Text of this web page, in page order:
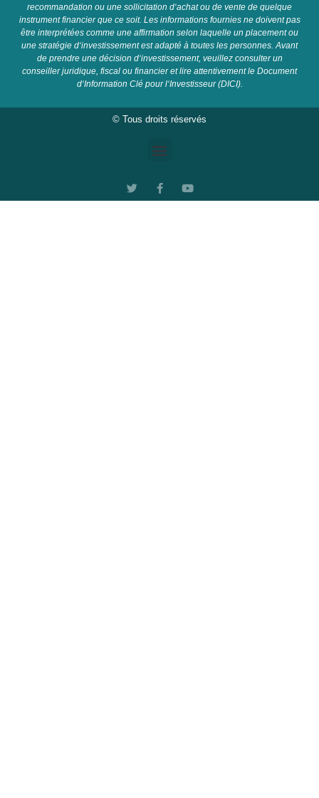
recommandation ou une sollicitation d‘achatou de vente de quelque
instrumentfinancierquecesoit. Lesinformationsfourniesnedoiventpas
être interprétées comme une affirmation selon laquelle un placementou
une stratégie d‘investissementestadapté à toutes les personnes Avant
deprendreunedécision d‘investissement, veuillezconsulterun
conseillerjuridique fiscal ou financieretlire attentivementle Document
d‘Information Clépourl‘Investisseur(DICI).
© Tous droits réservés